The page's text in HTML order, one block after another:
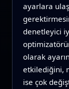
ayarlara
denetleyici
olarak
etkilediğini,
ise çok